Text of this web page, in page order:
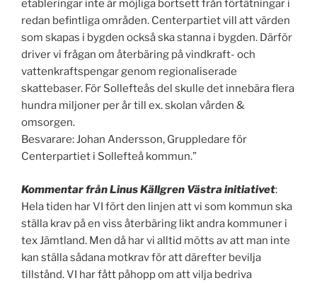
etableringar inte är möjliga bortsett från förtätningar i
redan befintliga områden. Centerpartiet vill att värden
som skapas i bygden också ska stanna i bygden. Därför
driver vi frågan om återbäring på vindkraft- och
vattenkraftspengar genom regionaliserade
skattebaser. För Sollefteås del skulle det innebära flera
hundra miljoner per år till ex. skolan vården &
omsorgen.
Besvarare: Johan Andersson, Gruppledare för
Centerpartiet i Sollefteå kommun.”
Kommentar från Linus Källgren Västra initiativet:
Hela tiden har VI fört den linjen att vi som kommun ska
ställa krav på en viss återbäring likt andra kommuner i
tex Jämtland. Men då har vi alltid mötts av att man inte
kan ställa sådana motkrav för att därefter bevilja
tillstånd. VI har fått påhopp om att vilja bedriva